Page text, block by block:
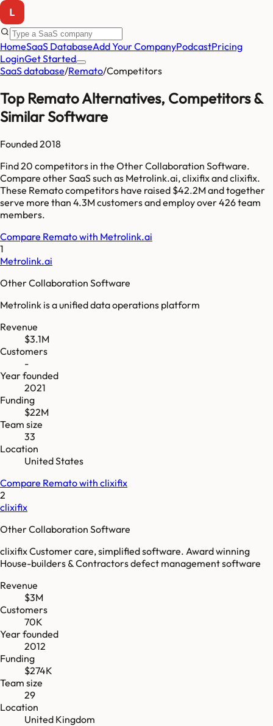
HomeSaaS DatabaseAdd Your CompanyPodcastPricing
LoginGet Started
SaaS database/Remato/Competitors
Top RematoAlternatives, Competitors &
Similar Software
Founded2018
Find20 competitors in the Other Collaboration Software.
Compare other SaaS such as Metrolink.ai, clixifix and clixifix.
These Rematocompetitors have raised $42.2Mand together
serve more than 4.3Mcustomers and employ over426team
members.
Compare Rematowith Metrolink.ai
1
Metrolink.ai
Other Collaboration Software
Metrolink is a unified data operations platform
Revenue
$3.1M
Customers
-
Year founded
2021
Funding
$22M
Team size
33
Location
United States
Compare Rematowith clixifix
2
clixifix
Other Collaboration Software
clixifix Customer care, simplified software. Award winning
House-builders & Contractors defect management software
Revenue
$3M
Customers
70K
Year founded
2012
Funding
$274K
Team size
29
Location
United Kingdom